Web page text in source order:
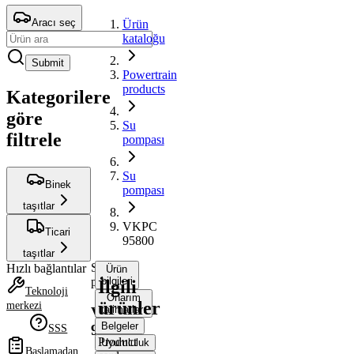
Aracı seç
Submit
Kategorilere
göre
filtrele
Binek
taşıtlar
Ticari
taşıtlar
Hızlı bağlantılar
Teknoloji
merkezi
SSS
Başlamadan
Ürün
kataloğu
Powertrain
products
Su
pompası
Su
pompası
VKPC
95800
Su
pompası
VKPC
95800
Ürün
bilgileri
Onarım
talimatları
Belgeler
Uyumluluk
İlgili
ürünler
Product